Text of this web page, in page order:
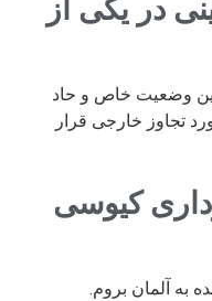
در یکی از
این وضعیت خاص و حاد
تجاوز خارجی قرار
کیوسی
به آلمان بروم.